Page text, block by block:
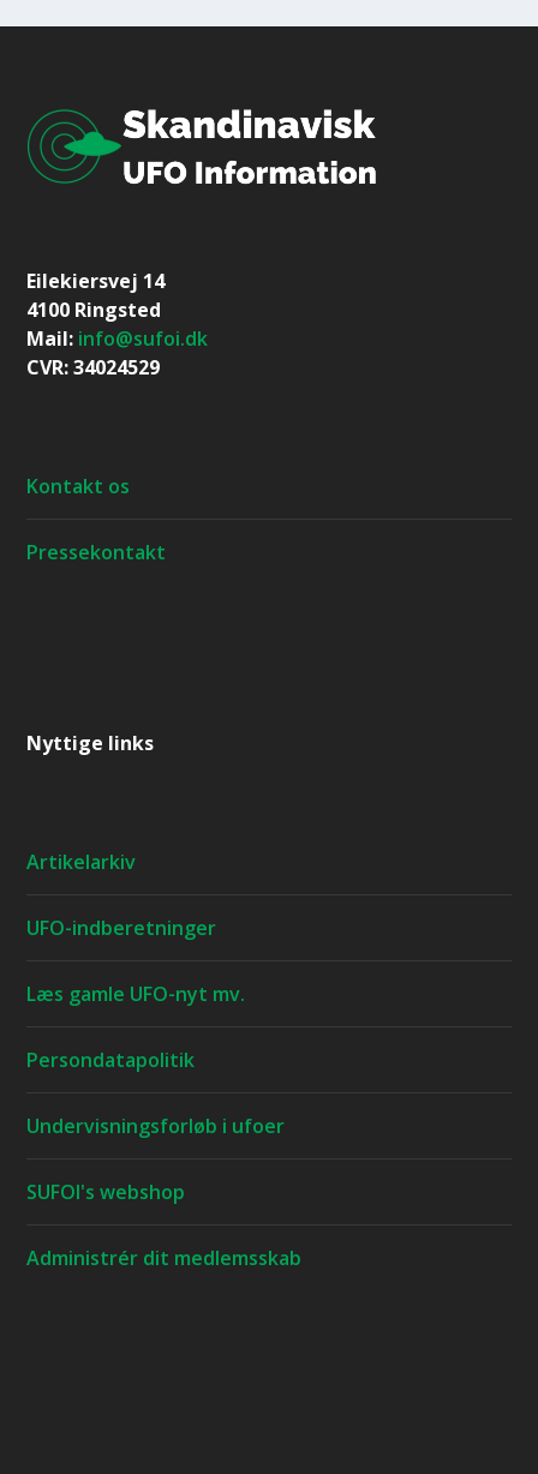
Eilekiersvej 14
4100 Ringsted
Mail: info@sufoi.dk
CVR: 34024529
Kontakt os
Pressekontakt
Nyttige links
Artikelarkiv
UFO-indberetninger
Læs gamle UFO-nyt mv.
Persondatapolitik
Undervisningsforløb i ufoer
SUFOI's webshop
Administrér dit medlemsskab